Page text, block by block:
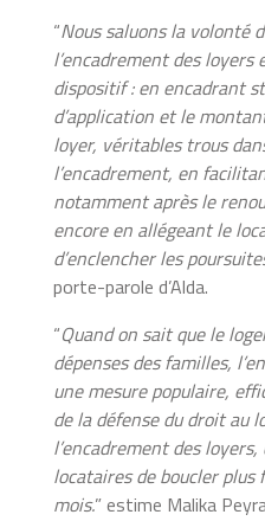
“Nous saluons la volonté
l’encadrement des
dispositif : en encadrant
d’application et le
loyer, véritables trous
l’encadrement, en
notamment après le
encore en allégeant le
d’enclencher les
porte-parole d’Alda.
“Quand on sait que le
dépenses des familles,
une mesure populaire,
de la défense du droit au
l’encadrement des
locataires de boucler
mois.” estime Malika